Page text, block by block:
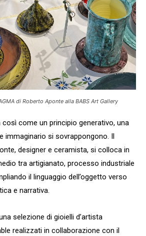
di Roberto Aponte alla BABS Art Gallery
come un principio generativo, una
immaginario si sovrappongono. Il
designer e ceramista, si colloca in
tra artigianato, processo industriale
il linguaggio dell’oggetto verso
e narrativa.
selezione di gioielli d’artista
realizzati in collaborazione con il